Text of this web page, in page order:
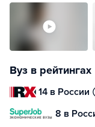
Вуз в рейтингах
14 в России
8 в